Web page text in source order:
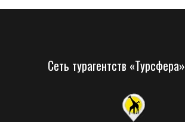
Сеть турагентств «Турсфера»